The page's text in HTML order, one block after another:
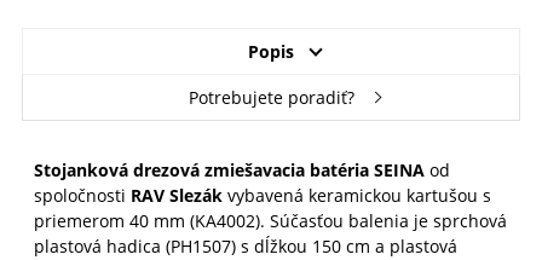
Popis
Potrebujete poradiť?
Stojanková drezová zmiešavacia batéria SEINA od
spoločnosti RAV Slezák vybavená keramickou kartušou s
priemerom 40 mm (KA4002). Súčasťou balenia je sprchová
plastová hadica (PH1507) s dĺžkou 150 cm a plastová